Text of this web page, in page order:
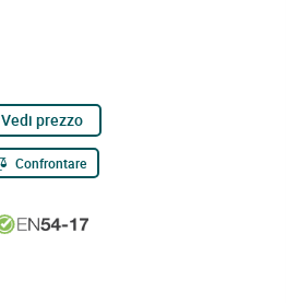
Vedi prezzo
Confrontare